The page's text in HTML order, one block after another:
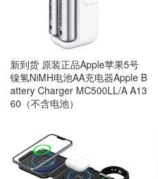
新到货 原装正品Apple苹果5号
镍氢NiMH电池AA充电器Apple B
attery Charger MC500LL/A A13
60（不含电池）